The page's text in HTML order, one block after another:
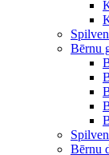
Bērnu
Bērnu